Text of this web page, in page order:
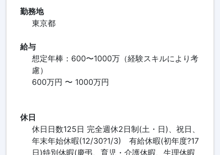
勤務地
東京都
給与
想定年棒：600〜1000万（経験スキルにより考
慮）
600万円 〜 1000万円
休日
休日日数125日 完全週休2日制(土・日)、祝日、
年末年始休暇(12/30?1/3) 有給休暇(初年度?17
日)特別休暇(慶弔、育児・介護休暇、生理休暇